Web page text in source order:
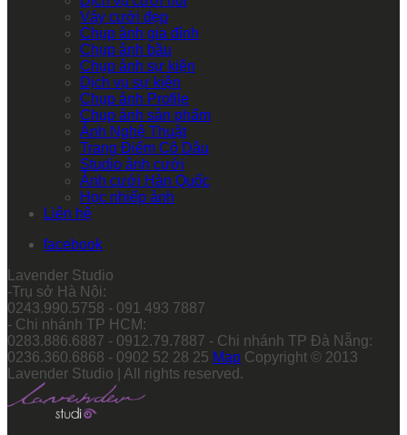
Váy cưới đẹp
Chụp ảnh gia đình
Chụp ảnh bầu
Chụp ảnh sự kiện
Dịch vụ sự kiện
Chụp ảnh Profile
Chụp ảnh sản phẩm
Ảnh Nghệ Thuật
Trang Điểm Cô Dâu
Studio ảnh cưới
Ảnh cưới Hàn Quốc
Học nhiếp ảnh
Liên hệ
facebook
Lavender Studio
-Trụ sở Hà Nội:
0243.990.5758 - 091 493 7887
- Chi nhánh TP HCM:
0283.886.6887 - 0912.79.7887 - Chi nhánh TP Đà Nẵng:
0236.360.6868 - 0902 52 28 25 Map Copyright © 2013
Lavender Studio | All rights reserved.